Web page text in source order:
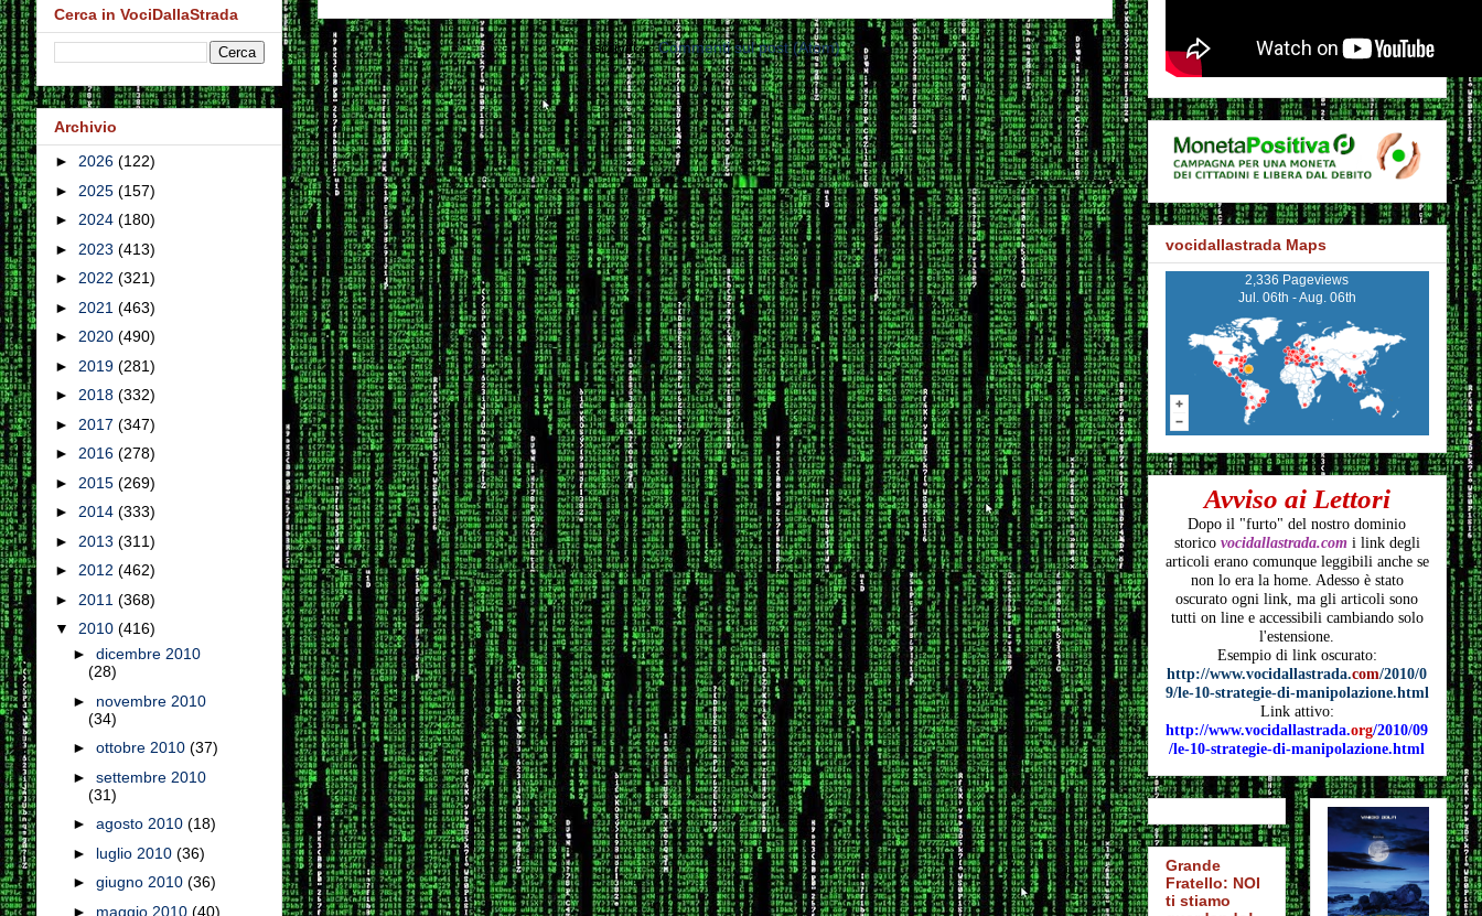
Iscriviti a:Commenti sul post (Atom)
Cerca in VociDallaStrada
Archivio
► 2026 (122)
► 2025 (157)
► 2024 (180)
► 2023 (413)
► 2022 (321)
► 2021 (463)
► 2020 (490)
► 2019 (281)
► 2018 (332)
► 2017 (347)
► 2016 (278)
► 2015 (269)
► 2014 (333)
► 2013 (311)
► 2012 (462)
► 2011 (368)
▼ 2010 (416)
►dicembre 2010
(28)
► novembre 2010
(34)
►ottobre 2010(37)
►settembre 2010
(31)
►agosto 2010(18)
► luglio 2010(36)
►giugno 2010(36)
► maggio 2010(40)
vocidallastrada Maps
2,336 Pageviews
Jul. 06th - Aug. 06th
Avviso ai Lettori
Dopo il "furto" del nostro dominio
storico vocidallastrada.comi link degli
articoli erano comunque leggibili anche se
non lo era la home. Adesso è stato
oscurato ogni link, ma gli articoli sono
tutti on line e accessibili cambiando solo
l'estensione.
Esempio di link oscurato:
http://www.vocidallastrada.com/2010/0
9/le-10-strategie-di-manipolazione.html
Link attivo:
http://www.vocidallastrada.org/2010/09
/le-10-strategie-di-manipolazione.html
Grande
Fratello: NOI
ti stiamo